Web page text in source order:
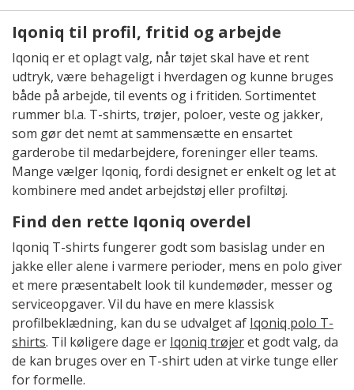
Iqoniq til profil, fritid og arbejde
Iqoniq er et oplagt valg, når tøjet skal have et rent
udtryk, være behageligt i hverdagen og kunne bruges
både på arbejde, til events og i fritiden. Sortimentet
rummer bl.a. T-shirts, trøjer, poloer, veste og jakker,
som gør det nemt at sammensætte en ensartet
garderobe til medarbejdere, foreninger eller teams.
Mange vælger Iqoniq, fordi designet er enkelt og let at
kombinere med andet arbejdstøj eller profiltøj.
Find den rette Iqoniq overdel
Iqoniq T-shirts fungerer godt som basislag under en
jakke eller alene i varmere perioder, mens en polo giver
et mere præsentabelt look til kundemøder, messer og
serviceopgaver. Vil du have en mere klassisk
profilbeklædning, kan du se udvalget af Iqoniq polo T-
shirts. Til køligere dage er Iqoniq trøjeret godt valg, da
de kan bruges over en T-shirt uden at virke tunge eller
for formelle.